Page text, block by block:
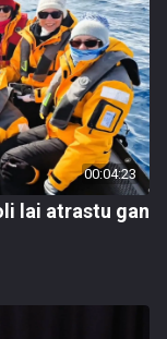
00:04:23
lai atrastu gan